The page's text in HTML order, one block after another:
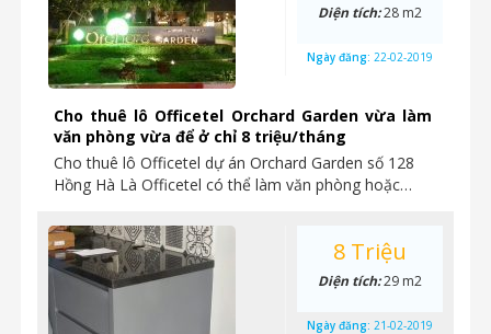
Cho thuê lô Officetel Orchard Garden vừa làm
văn phòng vừa để ở chỉ 8 triệu/tháng
Cho thuê lô Officetel dự án Orchard Garden số 128
Hồng Hà Là Officetel có thể làm văn phòng hoặc…
Diện tích:28 m2
Ngày đăng: 22-02-2019
8 Triệu
Diện tích:29 m2
Ngày đăng: 21-02-2019